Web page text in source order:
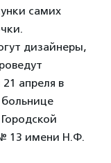
самих
дизайнеры,
апреля в
13 имени Н.Ф.